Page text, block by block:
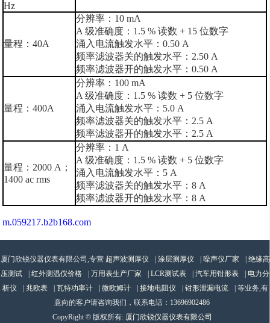
Hz
量程：40A
分辨率：10 mA
A 级准确度：1.5 % 读数 + 15 位数字
涌入电流触发水平：0.50 A
频率滤波器关的触发水平：2.50 A
频率滤波器开的触发水平：0.50 A
量程：400A
分辨率：100 mA
A 级准确度：1.5 % 读数 + 5 位数字
涌入电流触发水平：5.0 A
频率滤波器关的触发水平：2.5 A
频率滤波器开的触发水平：2.5 A
量程：2000 A；
1400 ac rms
分辨率：1 A
A 级准确度：1.5 % 读数 + 5 位数字
涌入电流触发水平：5 A
频率滤波器关的触发水平：8 A
频率滤波器开的触发水平：8 A
m.059217.b2b168.com
厦门欣锐仪器仪表有限公司,专营 超声波测厚仪 涂层测厚仪 噪声仪厂家
绝缘高
压测试
红外测温仪价格 万用表生产厂家 LCR测试表 汽车用钳形表
电力分
析仪
兆欧表 瓦特功率计 微欧姆计 接地电阻仪 钳形泄漏电流
| 等业务,有
意向的客户请咨询我们，联系电话： 13696902486
CopyRight © 版权所有: 厦门欣锐仪器仪表有限公司